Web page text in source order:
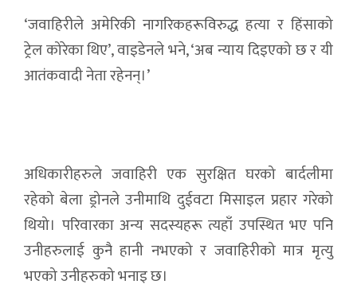
‘जवाहिरीले अमेरिकी नागरिकहरूविरुद्ध हत्या र हिंसाको
ट्रेल कोरेका थिए’, वाइडेनले भने, ‘अब न्याय दिइएको छ र यी
आतंकवादी नेता रहेनन्।’
अधिकारीहरुले जवाहिरी एक सुरक्षित घरको बार्दलीमा
रहेको बेला ड्रोनले उनीमाथि दुईवटा मिसाइल प्रहार गरेको
थियो। परिवारका अन्य सदस्यहरू त्यहाँ उपस्थित भए पनि
उनीहरुलाई कुनै हानी नभएको र जवाहिरीको मात्र मृत्यु
भएको उनीहरुको भनाइ छ।